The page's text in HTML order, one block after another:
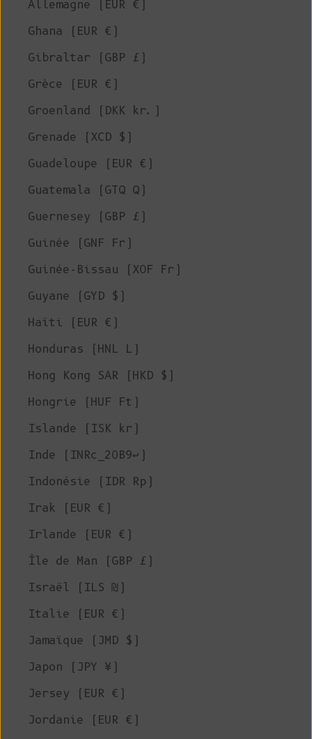
Allemagne (EUR €)
Ghana (EUR €)
Gibraltar (GBP £)
Grèce (EUR €)
Groenland (DKK kr.)
Grenade (XCD $)
Guadeloupe (EUR €)
Guatemala (GTQ Q)
Guernesey (GBP £)
Guinée (GNF Fr)
Guinée-Bissau (XOF Fr)
Guyane (GYD $)
Haïti (EUR €)
Honduras (HNL L)
Hong Kong SAR (HKD $)
Hongrie (HUF Ft)
Islande (ISK kr)
Inde (INRc_20B9↩)
Indonésie (IDR Rp)
Irak (EUR €)
Irlande (EUR €)
Île de Man (GBP £)
Israël (ILS ₪)
Italie (EUR €)
Jamaïque (JMD $)
Japon (JPY ¥)
Jersey (EUR €)
Jordanie (EUR €)